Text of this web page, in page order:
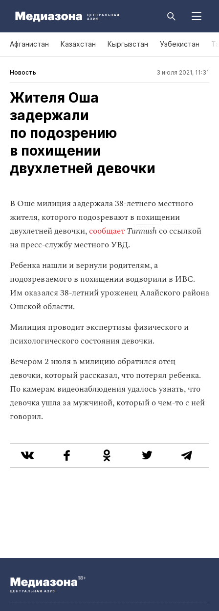
Афганистан Казахстан Кыргызстан Узбекистан
Новость 3 июля 2021, 11:31
Жителя Оша
задержали
по подозрению
в похищении
двухлетней девочки
В Оше милиция задержала 38-летнего местного
жителя, которого подозревают в похищении
двухлетней девочки,сообщаетTurmushсо ссылкой
на пресс-службу местного УВД.
Ребенка нашли и вернули родителям, а
подозреваемого в похищении водворили в ИВС.
Им оказался 38-летний уроженец Алайского района
Ошской области.
Милиция проводит экспертизы физического и
психологического состояния девочки.
Вечером 2 июля в милицию обратился отец
девочки, который рассказал, что потерял ребенка.
По камерам видеонаблюдения удалось узнать, что
девочка ушла за мужчиной, который о чем-то с ней
говорил.